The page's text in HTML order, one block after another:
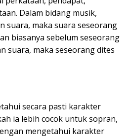
Dalam bidang musik,
suara, maka suara seseorang
biasanya sebelum seseorang
suara, maka seseorang dites
secara pasti karakter
ia lebih cocok untuk sopran,
mengetahui karakter